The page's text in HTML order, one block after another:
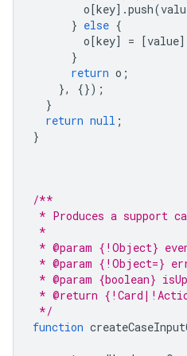
o[key].push(
} else {
o[key] = [value
}
return o ;
},
{});
}
return null ;
}
/**
* Produces a support
*
* @param {!Object}
* @param {!Object=}
* @param {boolean}
* @return
*/
function